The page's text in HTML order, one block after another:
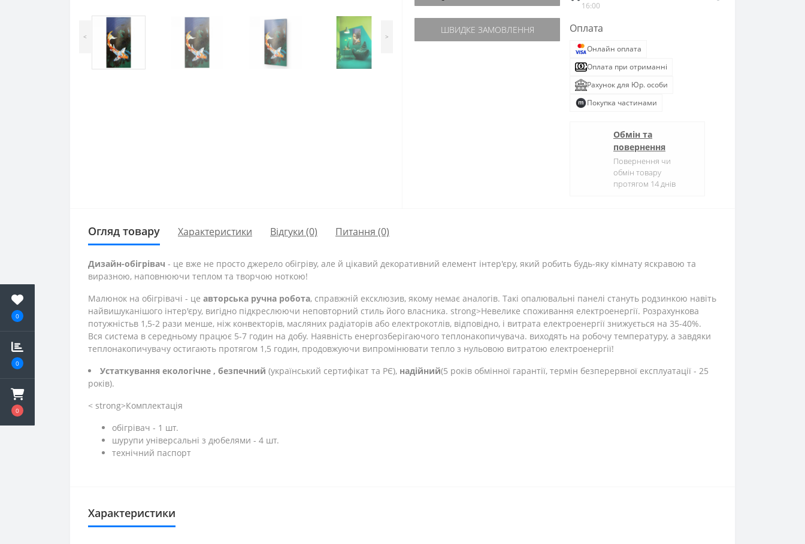
0
0
0
< >
ШВИДКЕ ЗАМОВЛЕННЯ
16:00
Оплата
Онлайн оплата
Оплата при отриманні
Рахунок для Юр. особи
Покупка частинами
Обмін та
повернення
Повернення чи
обмін товару
протягом 14 днів
Огляд товару Характеристики Відгуки (0) Питання (0)
Дизайн-обігрівач - це вже не просто джерело обігріву, але й цікавий декоративний елемент інтер'єру, який робить будь-яку кімнату яскравою та
виразною, наповнюючи теплом та творчою ноткою!
Малюнок на обігрівачі - це авторська ручна робота, справжній ексклюзив, якому немає аналогів. Такі опалювальні панелі стануть родзинкою навіть
найвишуканішого інтер'єру, вигідно підкреслюючи неповторний стиль його власника. strong>Невелике споживання електроенергії. Розрахункова
потужністьв 1,5-2 рази менше, ніж конвекторів, масляних радіаторів або електрокотлів, відповідно, і витрата електроенергії знижується на 35-40%.
Вся система в середньому працює 5-7 годин на добу. Наявність енергозберігаючого теплонакопичувача. виходять на робочу температуру, а завдяки
теплонакопичувачу остигають протягом 1,5 годин, продовжуючи випромінювати тепло з нульовою витратою електроенергії!
Устаткування екологічне , безпечний (український сертифікат та РЄ), надійний(5 років обмінної гарантії, термін безперервної експлуатації - 25
років).
< strong>Комплектація
обігрівач - 1 шт.
шурупи універсальні з дюбелями - 4 шт.
технічний паспорт
Характеристики